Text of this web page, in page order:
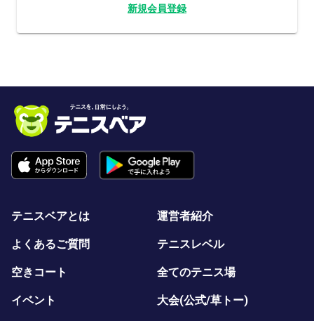
新規会員登録
テニスベアとは 運営者紹介
よくあるご質問 テニスレベル
空きコート 全てのテニス場
イベント 大会(公式/草トー)